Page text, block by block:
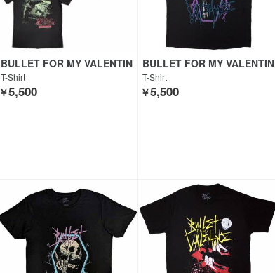
BULLET FOR MY VALENTIN
E
T-Shirt
￥5,500
BULLET FOR MY VALENTIN
E
T-Shirt
￥5,500